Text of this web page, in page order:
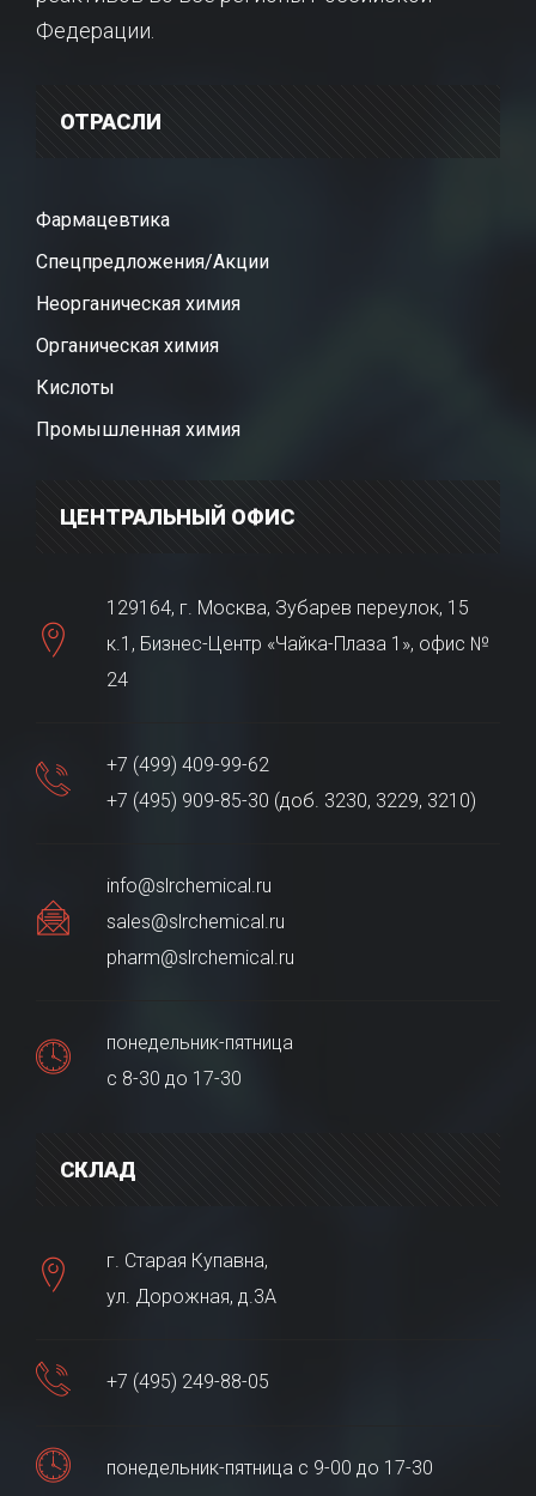
Федерации.
ОТРАСЛИ
Фармацевтика
Спецпредложения/Акции
Неорганическая химия
Органическая химия
Кислоты
Промышленная химия
ЦЕНТРАЛЬНЫЙ ОФИС
129164, г. Москва, Зубарев переулок, 15
к.1, Бизнес-Центр «Чайка-Плаза 1», офис №
24
+7 (499) 409-99-62
+7 (495) 909-85-30 (доб. 3230, 3229, 3210)
info@slrchemical.ru
sales@slrchemical.ru
pharm@slrchemical.ru
понедельник-пятница
с 8-30 до 17-30
СКЛАД
г. Старая Купавна,
ул. Дорожная, д.3А
+7 (495) 249-88-05
понедельник-пятница с 9-00 до 17-30